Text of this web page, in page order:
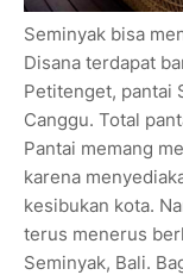
Seminyak bisa
Disana terdapat
Petitenget, pantai
Canggu. Total
Pantai memang
karena
kesibukan kota.
terus menerus
Seminyak, Bali.